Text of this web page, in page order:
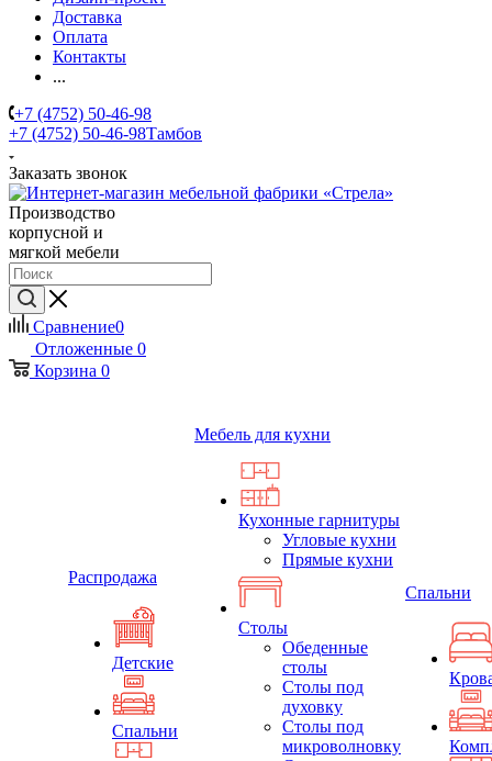
Доставка
Оплата
Контакты
...
+7 (4752) 50-46-98
+7 (4752) 50-46-98Тамбов
Заказать звонок
Производство
корпусной и
мягкой мебели
Сравнение0
Отложенные 0
Корзина 0
Распродажа
Детские
Спальни
Мебель для кухни
Кухонные гарнитуры
Угловые кухни
Прямые кухни
Столы
Обеденные
столы
Столы под
духовку
Столы под
микроволновку
Спальни